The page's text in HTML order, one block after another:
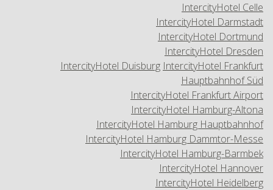
IntercityHotel Celle
IntercityHotel Darmstadt
IntercityHotel Dortmund
IntercityHotel Dresden
IntercityHotel Duisburg IntercityHotel Frankfurt
Hauptbahnhof Süd
IntercityHotel Frankfurt Airport
IntercityHotel Hamburg-Altona
IntercityHotel Hamburg Hauptbahnhof
IntercityHotel Hamburg Dammtor-Messe
IntercityHotel Hamburg-Barmbek
IntercityHotel Hannover
IntercityHotel Heidelberg